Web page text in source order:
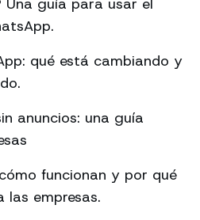
Una guía para usar el
qué está cambiando y
anuncios: una guía
funcionan y por qué
empresas.